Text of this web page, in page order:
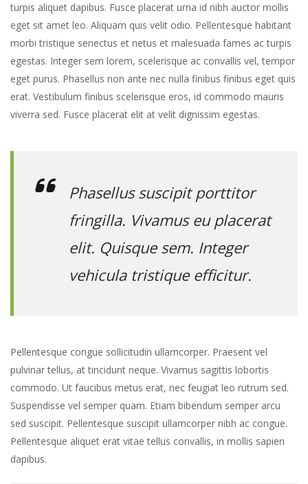
turpis aliquet dapibus. Fusce placerat urna id nibh auctor mollis
eget sit amet leo. Aliquam quis velit odio. Pellentesque habitant
morbi tristique senectus et netus et malesuada fames ac turpis
egestas. Integer sem lorem, scelerisque ac convallis vel, tempor
eget purus. Phasellus non ante nec nulla finibus finibus eget quis
erat. Vestibulum finibus scelerisque eros, id commodo mauris
viverra sed. Fusce placerat elit at velit dignissim egestas.
Phasellus suscipit porttitor
fringilla. Vivamus eu placerat
elit. Quisque sem. Integer
vehicula tristique efficitur.
Pellentesque congue sollicitudin ullamcorper. Praesent vel
pulvinar tellus, at tincidunt neque. Vivamus sagittis lobortis
commodo. Ut faucibus metus erat, nec feugiat leo rutrum sed.
Suspendisse vel semper quam. Etiam bibendum semper arcu
sed suscipit. Pellentesque suscipit ullamcorper nibh ac congue.
Pellentesque aliquet erat vitae tellus convallis, in mollis sapien
dapibus.